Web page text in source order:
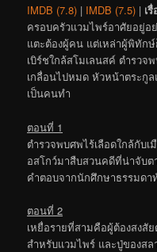
IMDB (7.8) | IMDB (7.5) | เ
ครอบครัวแวมไพร์อาศัยอยู่อ
แตะต้องผู้คน แต่เหล่าผู้พิทัก
เบิร์ชใกล้สโมเลนสค์ ตำรว
เกลื่อนไปหมด หัวหน้าตระกู
เป็นคนทำ
ตอนที่ 1
ตำรวจพบศพไร้เลือดใกล้กับ
อสโกว์มาสืบสวนคดีที่น่าจับต
คำตอบจากนักศึกษาธรรมด
ตอนที่ 2
เหยื่อรายที่สามคือผู้ต้องสงสั
สำหรับแวมไพร์ และปู่ของสล